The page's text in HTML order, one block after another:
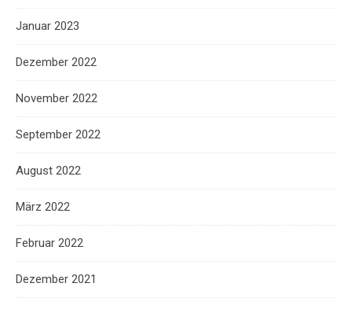
Januar 2023
Dezember 2022
November 2022
September 2022
August 2022
März 2022
Februar 2022
Dezember 2021